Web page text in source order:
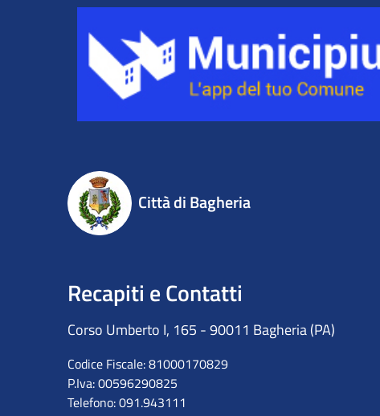
Città di Bagheria
Recapiti e Contatti
Corso Umberto I, 165 - 90011 Bagheria (PA)
Codice Fiscale: 81000170829
P.Iva: 00596290825
Telefono: 091.943111